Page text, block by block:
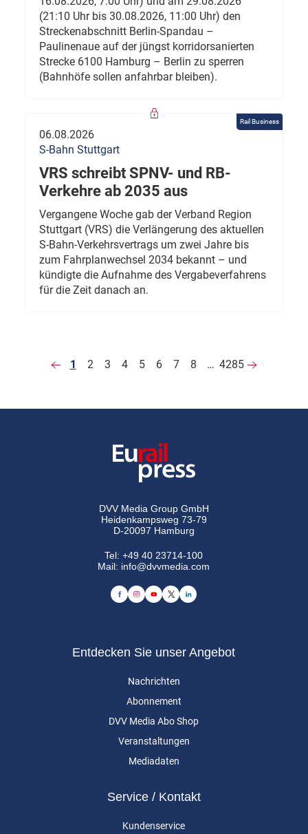
(21:10 Uhr bis 30.08.2026, 11:00 Uhr) den
Streckenabschnitt Berlin-Spandau –
Paulinenaue auf der jüngst korridorsanierten
Strecke 6100 Hamburg – Berlin zu sperren
(Bahnhöfe sollen anfahrbar bleiben).
Rail Business
06.08.2026
S-Bahn Stuttgart
VRS schreibt SPNV- und RB-
Verkehre ab 2035 aus
Vergangene Woche gab der Verband Region
Stuttgart (VRS) die Verlängerung des aktuellen
S-Bahn-Verkehrsvertrags um zwei Jahre bis
zum Fahrplanwechsel 2034 bekannt – und
kündigte die Aufnahme des Vergabeverfahrens
für die Zeit danach an.
1 2 3 4 5 6 7 8 … 4285
DVV Media Group GmbH
Heidenkampsweg 73-79
D-20097 Hamburg
Tel:+49 40 23714-100
Mail: info@dvvmedia.com
Entdecken Sie unser Angebot
Nachrichten
Abonnement
DVV Media Abo Shop
Veranstaltungen
Mediadaten
Service / Kontakt
Kundenservice